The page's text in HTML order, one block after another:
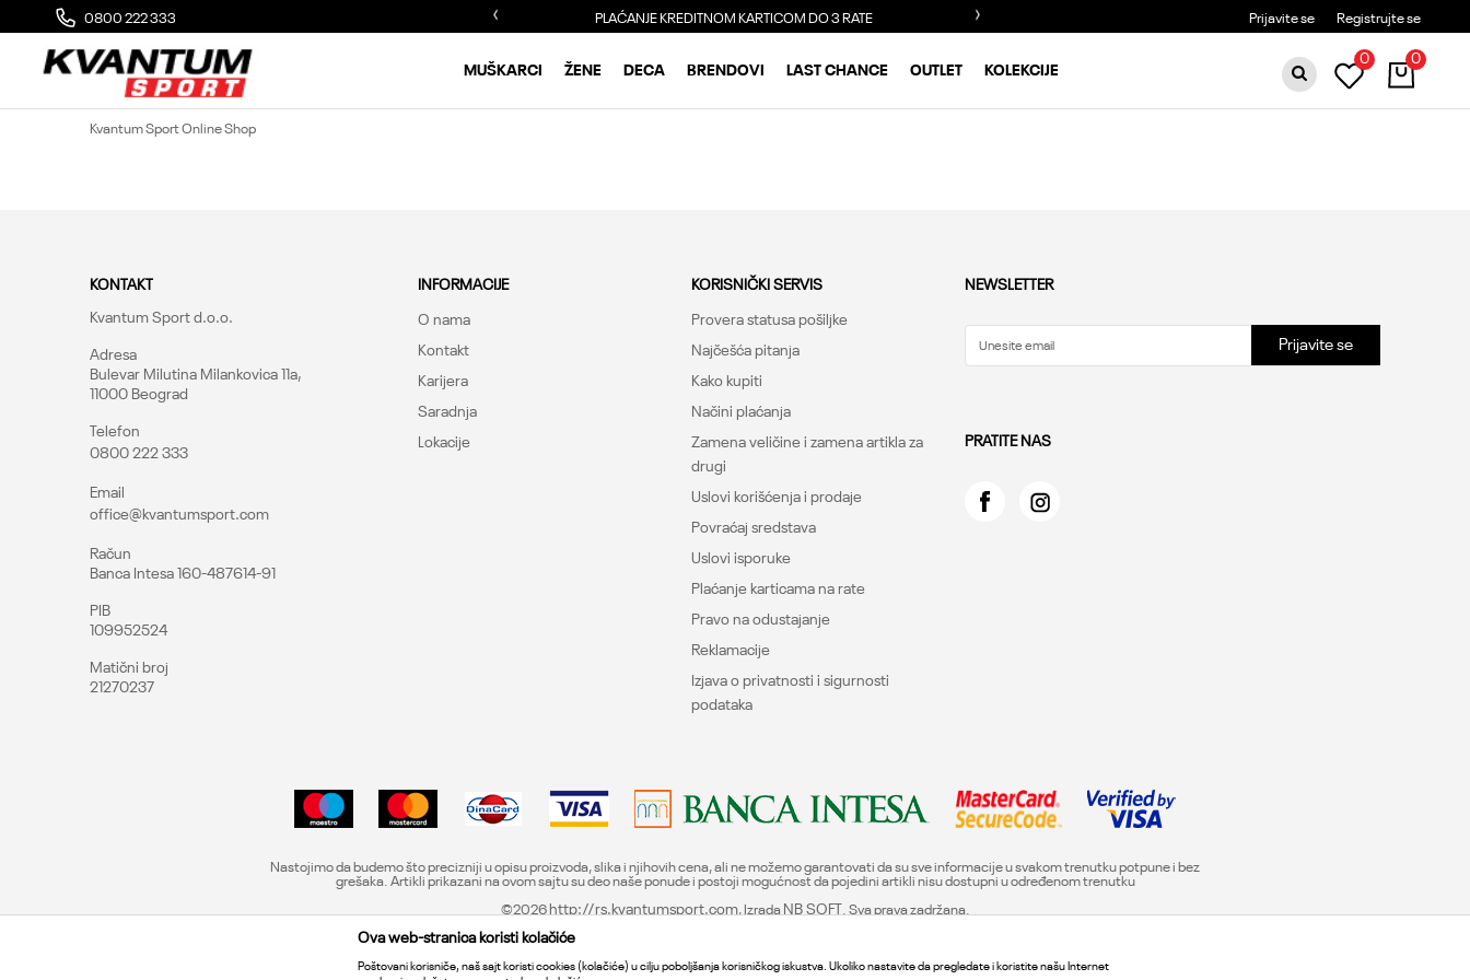
0800 222 333
MOGUĆA ZAMENA 14 DANA OD DOSTAVE PLAĆANJE KREDITNOM KARTICOM DO 3 RATE BESPLATNA DOSTAVA ZA PORUDŽBINE PREKO 6000RSD
Prijavite se Registrujte se
MUŠKARCI ŽENE DECA BRENDOVI LAST CHANCE OUTLET KOLEKCIJE 0
0
Kvantum Sport Online Shop
KONTAKT
Kvantum Sport d.o.o.
Adresa
Bulevar Milutina Milankovica 11a,
11000 Beograd
Telefon
0800 222 333
Email
office@kvantumsport.com
Račun
Banca Intesa 160-487614-91
PIB
109952524
Matični broj
21270237
INFORMACIJE
O nama
Kontakt
Karijera
Saradnja
Lokacije
KORISNIČKI SERVIS
Provera statusa pošiljke
Najčešća pitanja
Kako kupiti
Načini plaćanja
Zamena veličine i zamena artikla za
drugi
Uslovi korišćenja i prodaje
Povraćaj sredstava
Uslovi isporuke
Plaćanje karticama na rate
Pravo na odustajanje
Reklamacije
Izjava o privatnosti i sigurnosti
podataka
NEWSLETTER
Prijavite se
PRATITE NAS
Nastojimo da budemo što precizniji u opisu proizvoda, slika i njihovih cena, ali ne možemo garantovati da su sve informacije u svakom trenutku potpune i bez
grešaka. Artikli prikazani na ovom sajtu su deo naše ponude i postoji mogućnost da pojedini artikli nisu dostupni u određenom trenutku
©2026http://rs.kvantumsport.com, IzradaNB SOFT. Sva prava zadržana.
Ova web-stranica koristi kolačiće
Poštovani korisniče, naš sajt koristi cookies (kolačiće) u cilju poboljšanja korisničkog iskustva. Ukoliko nastavite da pregledate i koristite našu Internet